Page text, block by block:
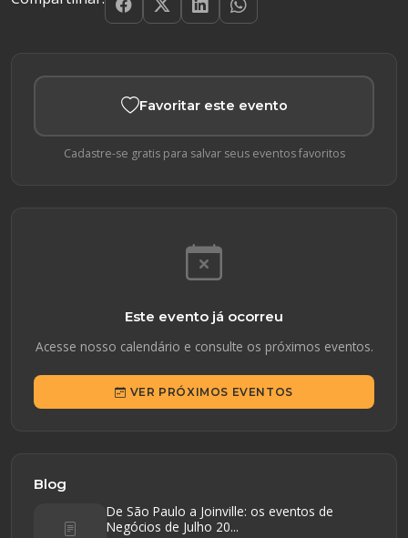
Favoritar este evento
Cadastre-se gratis para salvar seus eventos favoritos
Este evento já ocorreu
Acesse nosso calendário e consulte os próximos eventos.
VER PRÓXIMOS EVENTOS
Blog
De São Paulo a Joinville: os eventos de
Negócios de Julho 20...